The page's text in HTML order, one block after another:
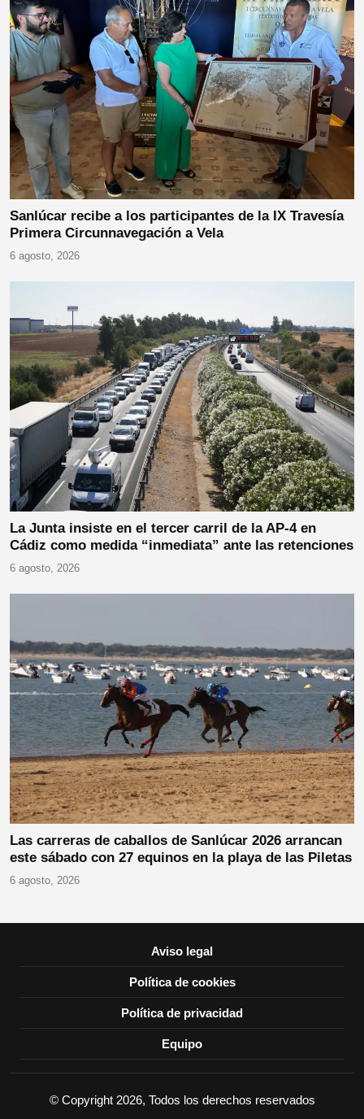
Sanlúcar recibe a los participantes de la IX Travesía
Primera Circunnavegación a Vela
6 agosto, 2026
La Junta insiste en el tercer carril de la AP-4 en
Cádiz como medida “inmediata” ante las retenciones
6 agosto, 2026
Las carreras de caballos de Sanlúcar 2026 arrancan
este sábado con 27 equinos en la playa de las Piletas
6 agosto, 2026
Aviso legal
Política de cookies
Política de privacidad
Equipo
© Copyright 2026, Todos los derechos reservados